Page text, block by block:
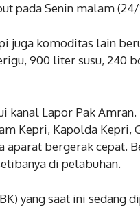
pada Senin malam (24/
juga komoditas lain
900 liter susu, 240
kanal Lapor Pak
Kepri, Kapolda Kepri,
bergerak cepat.
di pelabuhan.
yang saat ini sedang